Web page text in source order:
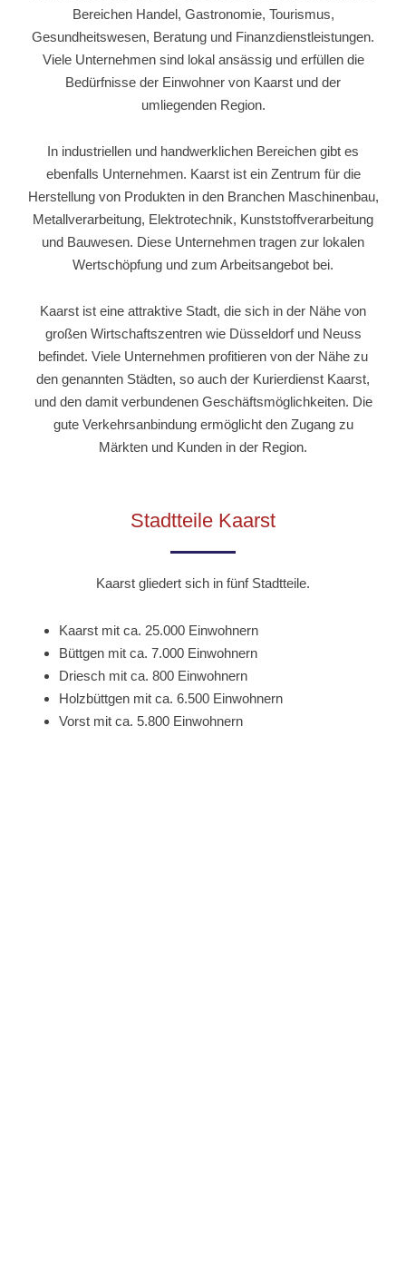
Bereichen Handel, Gastronomie, Tourismus,
Gesundheitswesen, Beratung und Finanzdienstleistungen.
Viele Unternehmen sind lokal ansässig und erfüllen die
Bedürfnisse der Einwohner von Kaarst und der
umliegenden Region.
In industriellen und handwerklichen Bereichen gibt es
ebenfalls Unternehmen. Kaarst ist ein Zentrum für die
Herstellung von Produkten in den Branchen Maschinenbau,
Metallverarbeitung, Elektrotechnik, Kunststoffverarbeitung
und Bauwesen. Diese Unternehmen tragen zur lokalen
Wertschöpfung und zum Arbeitsangebot bei.
Kaarst ist eine attraktive Stadt, die sich in der Nähe von
großen Wirtschaftszentren wie Düsseldorf und Neuss
befindet. Viele Unternehmen profitieren von der Nähe zu
den genannten Städten, so auch der Kurierdienst Kaarst,
und den damit verbundenen Geschäftsmöglichkeiten. Die
gute Verkehrsanbindung ermöglicht den Zugang zu
Märkten und Kunden in der Region.
Stadtteile Kaarst
Kaarst gliedert sich in fünf Stadtteile.
Kaarst mit ca. 25.000 Einwohnern
Büttgen mit ca. 7.000 Einwohnern
Driesch mit ca. 800 Einwohnern
Holzbüttgen mit ca. 6.500 Einwohnern
Vorst mit ca. 5.800 Einwohnern